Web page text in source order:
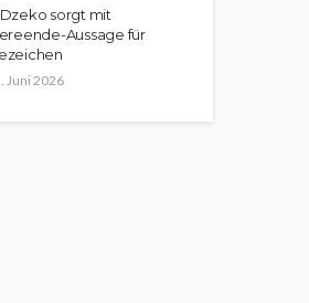
sorgt mit
Aussage für
Juni 2026